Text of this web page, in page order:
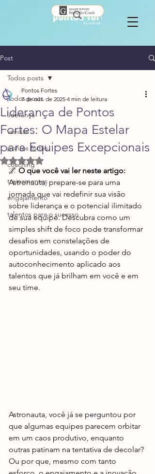
Post
Todos posts
liderança
vendas
pontos fortes
coaching
treinamentos
engajamento
talentos para o sucesso
Todos posts
Liderança de Pontos
Fortes: O Mapa Estelar
para Equipes Excepcionais
Pontos Fortes
7 de out. de 2025 4 min de leitura
Avaliado com NaN de 5 estrelas.
🌌 O que você vai ler neste artigo:
Astronauta, prepare-se para uma
jornada que vai redefinir sua visão
sobre liderança e o potencial ilimitado
de sua equipe. Descubra como um
simples shift de foco pode transformar
desafios em constelações de
oportunidades, usando o poder do
autoconhecimento aplicado aos
talentos que já brilham em você e em
seu time.
Astronauta, você já se perguntou por
que algumas equipes parecem orbitar
em um caos produtivo, enquanto
outras patinam na tentativa de decolar?
Ou por que, mesmo com tanto